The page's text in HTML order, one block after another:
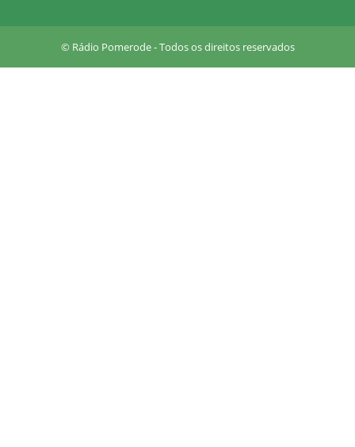
a
© Rádio Pomerode - Todos os direitos reservados